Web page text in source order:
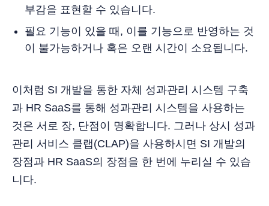
부감을 표현할 수 있습니다.
필요 기능이 있을 때, 이를 기능으로 반영하는 것
이 불가능하거나 혹은 오랜 시간이 소요됩니다.
이처럼 SI 개발을 통한 자체 성과관리 시스템 구축
과 HR SaaS를 통해 성과관리 시스템을 사용하는
것은 서로 장, 단점이 명확합니다. 그러나 상시 성과
관리 서비스 클랩(CLAP)을 사용하시면 SI 개발의
장점과 HR SaaS의 장점을 한 번에 누리실 수 있습
니다.